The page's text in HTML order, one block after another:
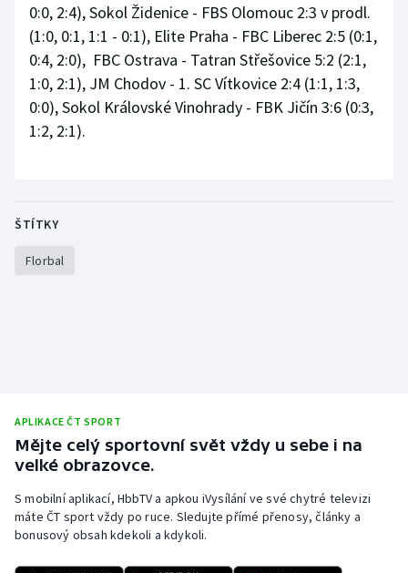
Short track
Sportovní střelba
Stolní tenis
0:0, 2:4), Sokol Židenice - FBS Olomouc 2:3 v prodl.
(1:0, 0:1, 1:1 - 0:1), Elite Praha - FBC Liberec 2:5 (0:1,
0:4, 2:0), FBC Ostrava - Tatran Střešovice 5:2 (2:1,
1:0, 2:1), JM Chodov - 1. SC Vítkovice 2:4 (1:1, 1:3,
0:0), Sokol Královské Vinohrady - FBK Jičín 3:6 (0:3,
1:2, 2:1).
ŠTÍTKY
Florbal
APLIKACE ČT SPORT
Mějte celý sportovní svět vždy u sebe i na
velké obrazovce.
S mobilní aplikací, HbbTV a apkou iVysílání ve své chytré televizi
máte ČT sport vždy po ruce. Sledujte přímé přenosy, články a
bonusový obsah kdekoli a kdykoli.